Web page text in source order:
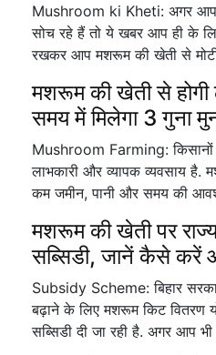
Mushroom ki Kheti: अगर
सोच रहे हैं तो ये खबर आप ही के
रखकर आप मशरूम की खेती से
मशरूम की खेती से
समय में मिलेगा 3 गुना
Mushroom Farming:
लाभकारी और व्यापक व्यवसाय
कम जमीन, पानी और समय की
मशरूम की खेती पर
सब्सिडी, जानें कैसे करें
Subsidy Scheme: बिहार
बढ़ाने के लिए मशरूम किट वितरण
सब्सिडी दी जा रही है. अगर आप